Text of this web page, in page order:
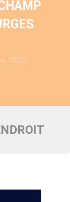
18000